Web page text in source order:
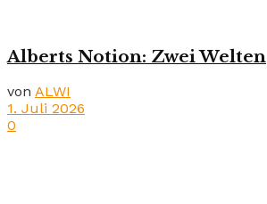
Alberts Notion: Zwei Welten
von ALWI
1. Juli 2026
0